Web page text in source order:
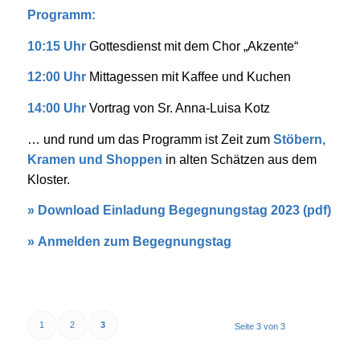
Programm:
10:15 UhrGottesdienst mit dem Chor „Akzente“
12:00 UhrMittagessen mit Kaffee und Kuchen
14:00 UhrVortrag von Sr. Anna-Luisa Kotz
… und rund um das Programm ist Zeit zum Stöbern,
Kramen und Shoppen in alten Schätzen aus dem
Kloster.
» Download Einladung Begegnungstag 2023 (pdf)
» Anmelden zum Begegnungstag
Seite 3 von 3
1 2 3